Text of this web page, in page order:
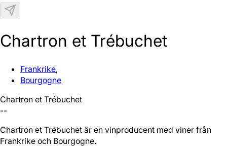
Chartron et Trébuchet
Frankrike,
Bourgogne
Chartron et Trébuchet
--
Chartron et Trébuchet är en vinproducent med viner från
Frankrike och Bourgogne.